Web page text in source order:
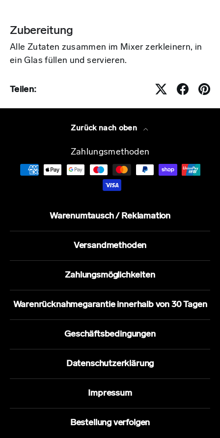
Zubereitung
Alle Zutaten zusammen im Mixer zerkleinern, in
ein Glas füllen und servieren.
Teilen:
Zurück nach oben
Zahlungsmethoden
Warenumtausch / Reklamation
Versandmethoden
Zahlungsmöglichkeiten
Warenrücknahmegarantie innerhalb von 30 Tagen
Geschäftsbedingungen
Datenschutzerklärung
Impressum
Bestellung verfolgen